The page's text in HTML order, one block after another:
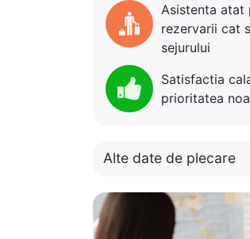
Asistenta atat
rezervarii cat
sejurului
Satisfactia
prioritatea
Alte date de plecare